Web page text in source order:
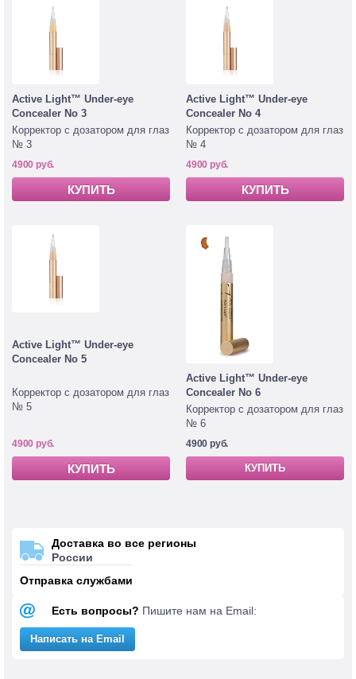
Active Light™ Under-eye
Concealer No 3
Корректор с дозатором для глаз
№ 3
4900 руб.
КУПИТЬ
Active Light™ Under-eye
Concealer No 4
Корректор с дозатором для глаз
№ 4
4900 руб.
КУПИТЬ
Active Light™ Under-eye
Concealer No 5
Корректор с дозатором для глаз
№ 5
4900 руб.
КУПИТЬ
Active Light™ Under-eye
Concealer No 6
Корректор с дозатором для глаз
№ 6
4900 руб.
КУПИТЬ
Доставка во все регионы
России
Отправка службами
Есть вопросы? Пишите нам на Email:
Написать на Email